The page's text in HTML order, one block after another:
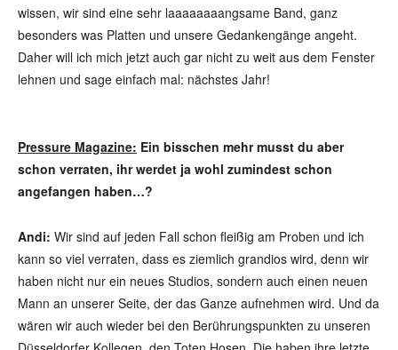
wissen, wir sind eine sehr laaaaaaaangsame Band, ganz
besonders was Platten und unsere Gedankengänge angeht.
Daher will ich mich jetzt auch gar nicht zu weit aus dem Fenster
lehnen und sage einfach mal: nächstes Jahr!
Pressure Magazine: Ein bisschen mehr musst du aber
schon verraten, ihr werdet ja wohl zumindest schon
angefangen haben…?
Andi: Wir sind auf jeden Fall schon fleißig am Proben und ich
kann so viel verraten, dass es ziemlich grandios wird, denn wir
haben nicht nur ein neues Studios, sondern auch einen neuen
Mann an unserer Seite, der das Ganze aufnehmen wird. Und da
wären wir auch wieder bei den Berührungspunkten zu unseren